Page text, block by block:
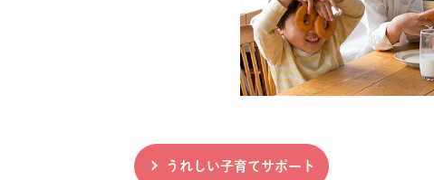
うれしい子育てサポート